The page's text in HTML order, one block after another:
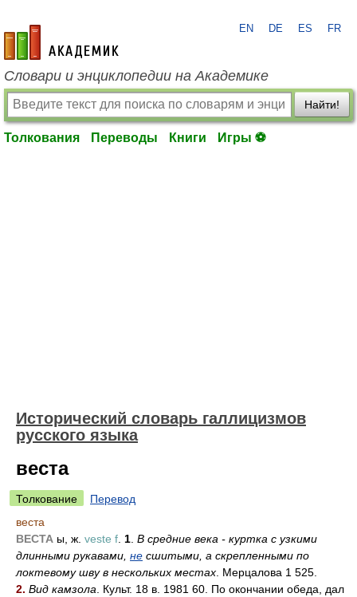
academic.ru
EN DE ES FR
Словари и энциклопедии на Академике
Найти!
Толкования Переводы Книги Игры ⚽
Исторический словарь галлицизмов
русского языка
веста
Толкование
Перевод
веста
ВЕСТА ы, ж. veste f 1 В средние века - куртка с узкими
длинными рукавами, не сшитыми, а скрепленными по
локтевому шву в нескольких местах . Мерцалова 1 525.
2. Вид камзола . Культ. 18 в. 1981 60. По окончании обеда, дал